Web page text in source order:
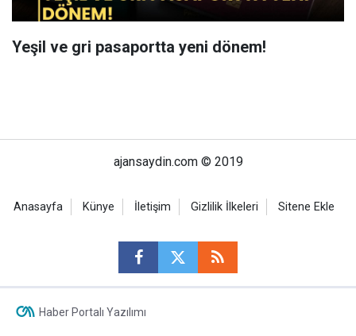
Yeşil ve gri pasaportta yeni dönem!
ajansaydin.com © 2019
Anasayfa Künye İletişim Gizlilik İlkeleri Sitene Ekle
Haber Portalı Yazılımı